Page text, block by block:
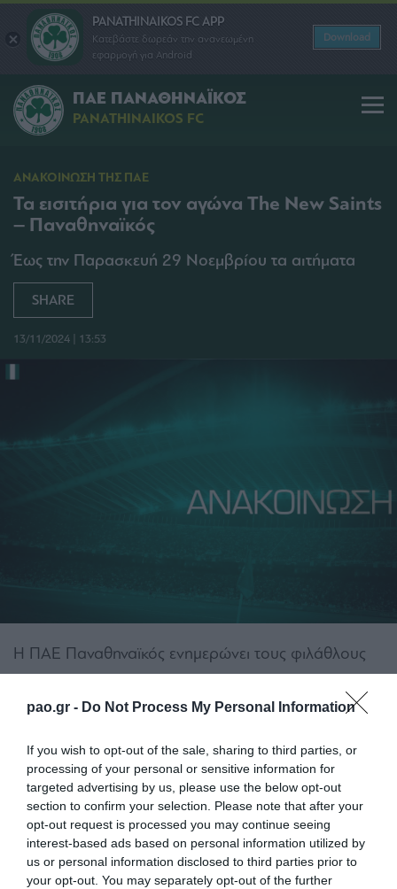
pao.gr - Do Not Process My Personal Information
If you wish to opt-out of the sale, sharing to third parties, or
processing of your personal or sensitive information for
targeted advertising by us, please use the below opt-out
section to confirm your selection. Please note that after your
opt-out request is processed you may continue seeing
interest-based ads based on personal information utilized by
us or personal information disclosed to third parties prior to
your opt-out. You may separately opt-out of the further
PANATHINAIKOS FC APP
Κατεβάστε δωρεάν την ανανεωμένη
εφαρμογή για Android
Download
ΠΑΕ ΠΑΝΑΘΗΝΑΪΚΟΣ
PANATHINAIKOS FC
ΑΝΑΚΟΙΝΩΣΗ ΤΗΣ ΠΑΕ
Τα εισιτήρια για τον αγώνα The New Saints
– Παναθηναϊκός
Έως την Παρασκευή 29 Νοεμβρίου τα αιτήματα
SHARE
13/11/2024 | 13:53
Η ΠΑΕ Παναθηναϊκός ενημερώνει τους φιλάθλους
αγώνα The New Saints – Παναθηναϊκός, που θα
Οι αιτήσεις θα μπορούν να υποβληθούν από
Τετάρτη 13 Νοεμβρίου έως και την Παρασκευή
29 Νοεμβρίου.
Τα αιτήματα αποστέλλονται στη διεύθυνση